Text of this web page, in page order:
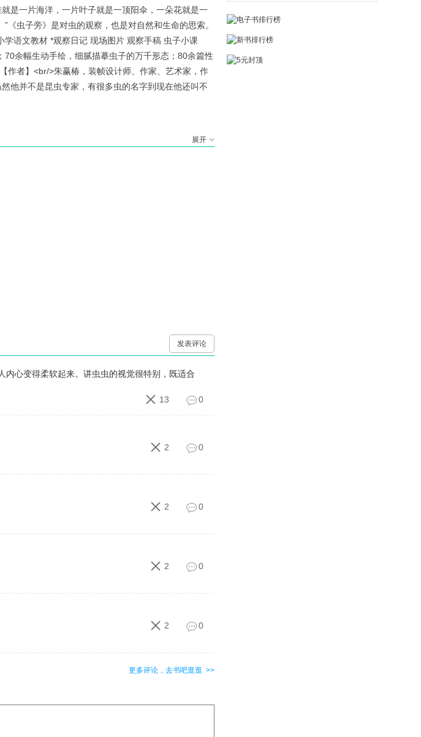
是一片海洋，一片叶子就是一顶阳伞，一朵花就是一
虫子旁》是对虫的观察，也是对自然和生命的思索。
语文教材 *观察日记 现场图片 观察手稿 虫子小课
余幅生动手绘，细腻描摹虫子的万千形态；80余篇性
作者】<br/>朱赢椿，装帧设计师、作家、艺术家，作
他并不是昆虫专家，有很多虫的名字到现在他还叫不
展开
发表评论
心变得柔软起来。讲虫虫的视觉很特别，既适合
13
0
2
0
2
0
2
0
2
0
更多评论，去书吧逛逛 >>